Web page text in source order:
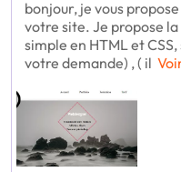
bonjour, je vous
votre site. Je propose
simple en HTML et
votre demande) , ( il